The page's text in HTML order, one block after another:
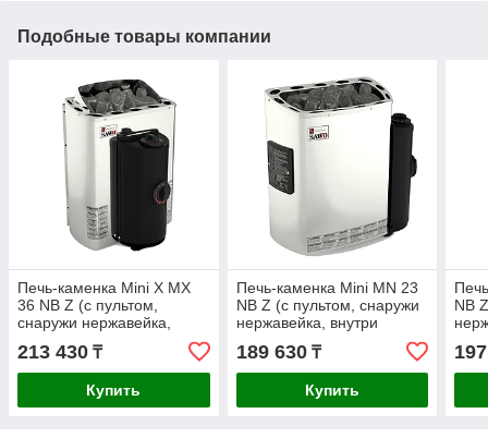
Подобные товары компании
Печь-каменка Mini X MX
36 NB Z (с пультом,
снаружи нержавейка,
внутри оцинковка) Sawo
213 430 ₸
Купить
Печь-каменка Mini MN 23
NB Z (с пультом, снаружи
нержавейка, внутри
оцинковка) Sawo
189 630₸
Купить
NB